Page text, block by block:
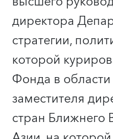
директора
стратегии,
которой
Фонда в области
заместителя
стран Ближнего